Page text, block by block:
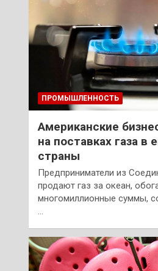
ПРОМЫШЛЕННОСТЬ
Американские
на поставках газа в
страны
Предприниматели из
продают газ за океан,
многомиллионные суммы,
…